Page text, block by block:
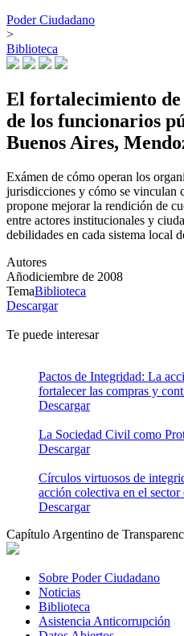
Poder Ciudadano
>
Biblioteca
El fortalecimiento
de los funcionarios
Buenos Aires,
Exámen de cómo operan los
jurisdicciones y cómo se
propone mejorar la rendición de
entre actores institucionales y
debilidades en cada sistema local
Autores
Añodiciembre de 2008
TemaBiblioteca
Descargar
Te puede interesar
Pactos de Integridad: La
fortalecer las compras y
Descargar
La Sociedad Civil como
Descargar
Círculos virtuosos de
acción colectiva en el
Descargar
Capítulo Argentino de
Sobre Poder Ciudadano
Noticias
Biblioteca
Asistencia Anticorrupción